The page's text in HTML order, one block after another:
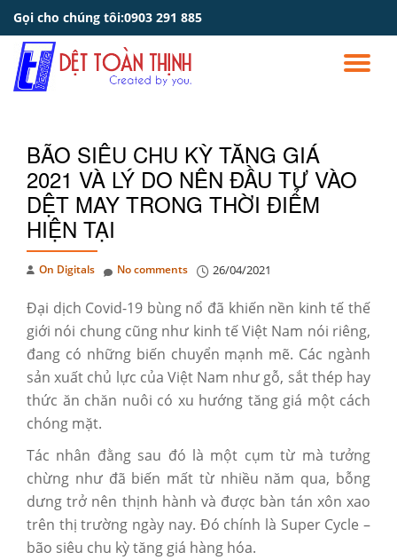
content
Gọi cho chúng tôi:0903 291 885
BÃO SIÊU CHU KỲ TĂNG GIÁ
2021 VÀ LÝ DO NÊN ĐẦU TƯ VÀO
DỆT MAY TRONG THỜI ĐIỂM
HIỆN TẠI
On Digitals 26/04/2021
No comments
Đại dịch Covid-19 bùng nổ đã khiến nền kinh tế thế
giới nói chung cũng như kinh tế Việt Nam nói riêng,
đang có những biến chuyển mạnh mẽ. Các ngành
sản xuất chủ lực của Việt Nam như gỗ, sắt thép hay
thức ăn chăn nuôi có xu hướng tăng giá một cách
chóng mặt.
Tác nhân đằng sau đó là một cụm từ mà tưởng
chừng như đã biến mất từ nhiều năm qua, bỗng
dưng trở nên thịnh hành và được bàn tán xôn xao
trên thị trường ngày nay. Đó chính là Super Cycle –
bão siêu chu kỳ tăng giá hàng hóa.